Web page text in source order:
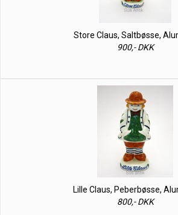
Store Claus, Saltbøsse,
900,- DKK
Lille Claus, Peberbøsse,
800,- DKK